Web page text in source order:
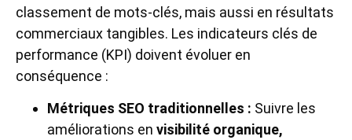
classement de mots-clés, mais aussi en résultats
commerciaux tangibles. Les indicateurs clés de
performance (KPI) doivent évoluer en
conséquence :
Métriques SEO traditionnelles : Suivre les
améliorations en visibilité organique,